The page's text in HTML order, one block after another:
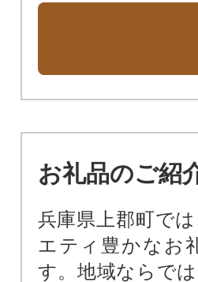
お礼品のご紹
兵庫県上郡町で
エティ豊かなお
す。地域ならで